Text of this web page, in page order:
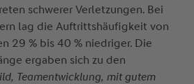
schwerer Verletzungen. Bei
lag die Auftrittshäufigkeit von
29 % bis 40 % niedriger. Die
ergaben sich zu den
Teamentwicklung, mit gutem